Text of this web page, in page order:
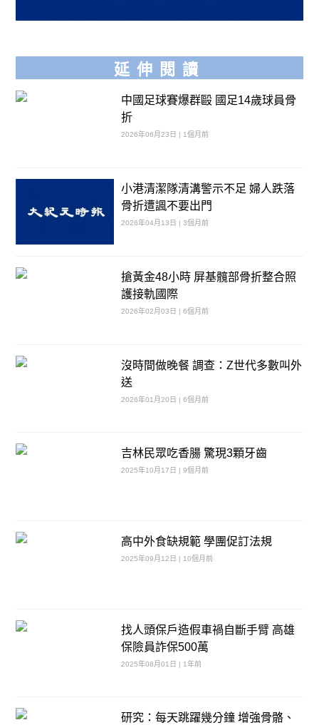
延伸閱讀
中國足球賽爆群毆 國足14歲球員骨
折
2026年06月23日 | 1個月前
小港清潔隊清溝警示不足 婦人跌落
骨折遭諷不要出門
2026年04月13日 | 3個月前
搶黃金48小時 屏基髖部骨折整合照
護接軌國際
2026年02月03日 | 6個月前
沒時間做晚餐 調查：Z世代多數叫外
送
2026年01月20日 | 6個月前
吉林民眾吃香腸 驚現3顆牙齒
2025年10月17日 | 9個月前
高中外食缺規範 學團促訂法規
2025年09月12日 | 10個月前
找人頭保戶造假車禍自斷手臂 高雄
保險員詐保500萬
2025年08月01日 | 1年前
研究：每天跳躍幾分鐘 增強骨骼、